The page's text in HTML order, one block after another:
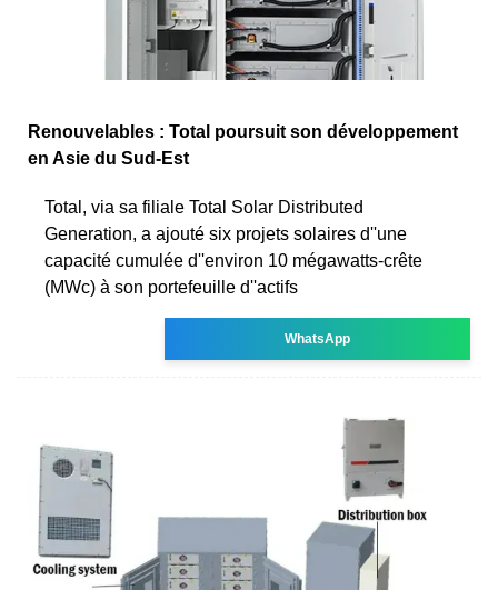
Renouvelables : Total poursuit son développement
en Asie du Sud-Est
Total, via sa filiale Total Solar Distributed
Generation, a ajouté six projets solaires d''une
capacité cumulée d''environ 10 mégawatts-crête
(MWc) à son portefeuille d''actifs
WhatsApp